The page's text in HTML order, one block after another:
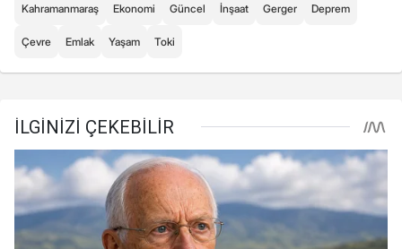
Kahramanmaraş Ekonomi Güncel İnşaat Gerger Deprem
Çevre Emlak Yaşam Toki